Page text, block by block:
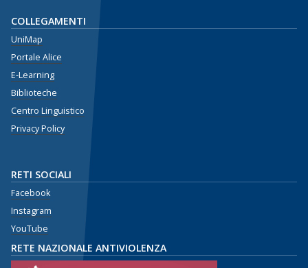
COLLEGAMENTI
UniMap
Portale Alice
E-Learning
Biblioteche
Centro Linguistico
Privacy Policy
RETI SOCIALI
Facebook
Instagram
YouTube
RETE NAZIONALE ANTIVIOLENZA